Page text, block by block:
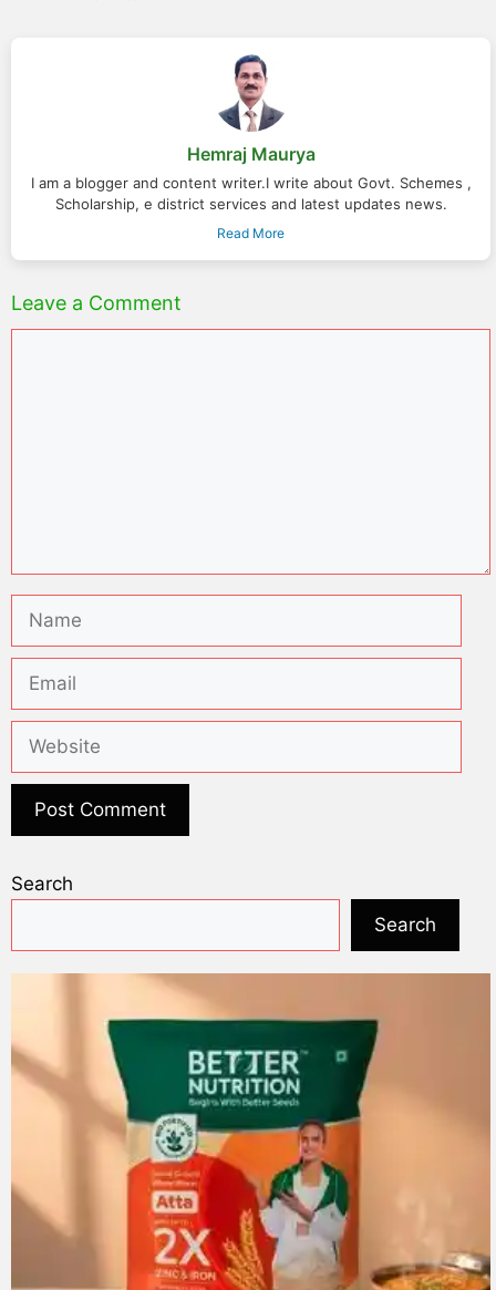
Hemraj Maurya
I am a blogger and content writer.I write about Govt. Schemes ,
Scholarship, e district services and latest updates news.
Read More
Leave a Comment
Search
Search